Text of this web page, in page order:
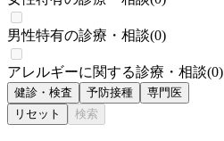
男性特有の診療・相談(0)
アレルギーに関する診療・相談(0)
健診・検査 予防接種
専門医
リセット
検索